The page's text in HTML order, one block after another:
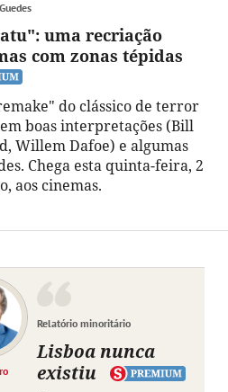
uma recriação
com zonas tépidas
do clássico de terror
boas interpretações (Bill
Willem Dafoe) e algumas
Chega esta quinta-feira, 2
aos cinemas.
Relatório minoritário
Lisboa nunca
existiu